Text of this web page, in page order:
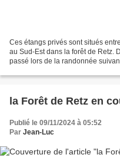
Ces étangs privés sont situés
au Sud-Est dans la forêt de Retz.
passé lors de la randonnée
la Forêt de Retz en
Publié le 09/11/2024 à 05:52
Par Jean-Luc